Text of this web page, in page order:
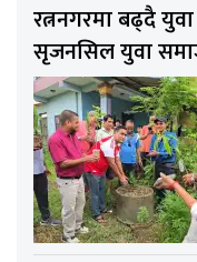
रत्ननगरमा बढ्दै
सृजनसिल युवा